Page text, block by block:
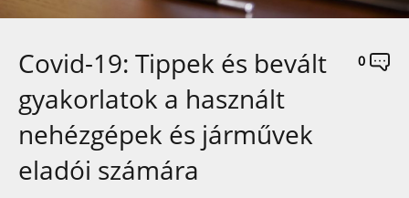
Covid-19: Tippek és bevált
gyakorlatok a használt
nehézgépek és járművek
eladói számára
0